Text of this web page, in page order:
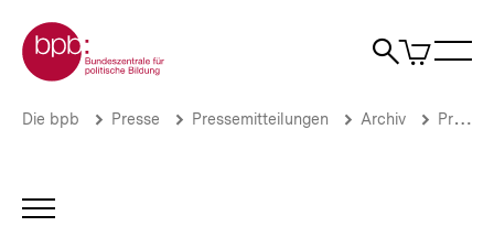
zum
Seiteninhalt
springen
Zur Startseite der bpb
Suche
Artikel
im
Wahl-
auch
auf
Brotkrümelnavigation
Pfadnavigation
Die bpb Presse Pressemitteilungen Archiv Pressemitteilungen 2004
INHALTSNAVIGATION